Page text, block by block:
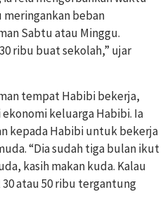
beban
Sabtu atau Minggu.
ribu buat sekolah,” ujar
tempat Habibi bekerja,
keluarga Habibi. Ia
kepada Habibi untuk bekerja
“Dia sudah tiga bulan ikut
kasih makan kuda. Kalau
atau 50 ribu tergantung